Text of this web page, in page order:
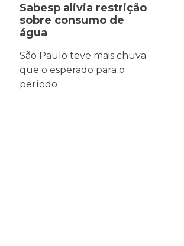
Sabesp alivia restrição
sobre consumo de
água
São Paulo teve mais chuva
que o esperado para o
período